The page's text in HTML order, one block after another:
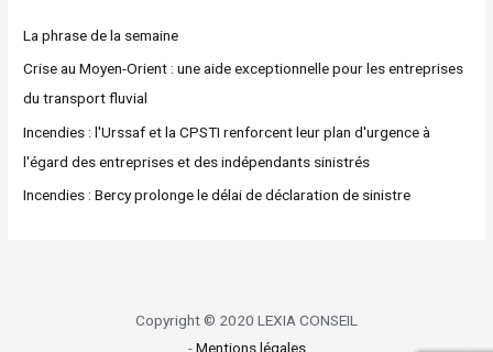
La phrase de la semaine
Crise au Moyen-Orient : une aide exceptionnelle pour les entreprises
du transport fluvial
Incendies : l'Urssaf et la CPSTI renforcent leur plan d'urgence à
l'égard des entreprises et des indépendants sinistrés
Incendies : Bercy prolonge le délai de déclaration de sinistre
Copyright © 2020 LEXIA CONSEIL
-Mentions légales